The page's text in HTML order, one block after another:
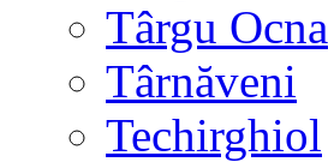
Târgu Ocna
Târnăveni
Techirghiol